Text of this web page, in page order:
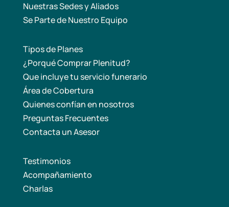
Nuestras Sedes y Aliados
Se Parte de Nuestro Equipo
Tipos de Planes
¿Porqué Comprar Plenitud?
Que incluye tu servicio funerario
Área de Cobertura
Quienes confían en nosotros
Preguntas Frecuentes
Contacta un Asesor
Testimonios
Acompañamiento
Charlas